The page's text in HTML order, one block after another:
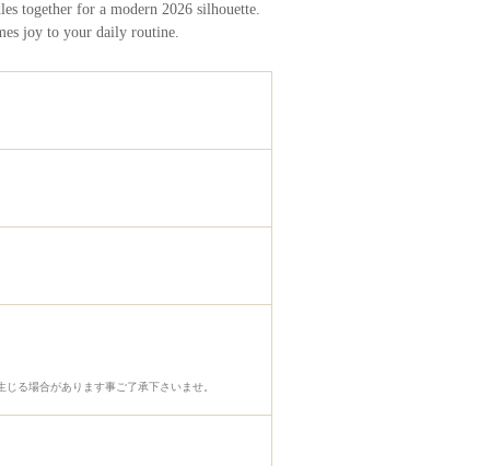
together for a modern 2026 silhouette.
joy to your daily routine.
る場合があります事ご了承下さいませ。